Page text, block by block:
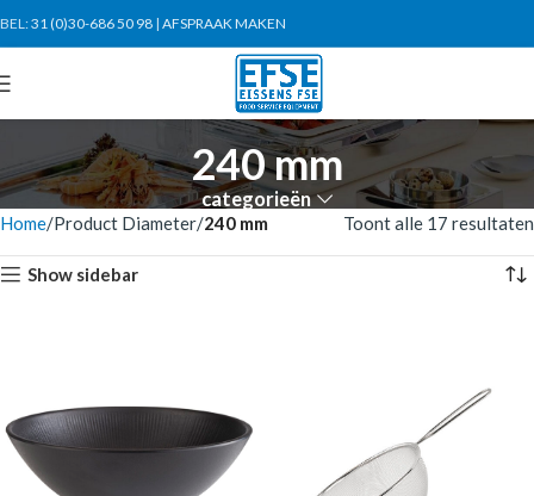
BEL:31 (0)30-686 50 98 | AFSPRAAK MAKEN
240 mm
categorieën
Home Product Diameter 240 mm Toont alle 17 resultaten
Show sidebar